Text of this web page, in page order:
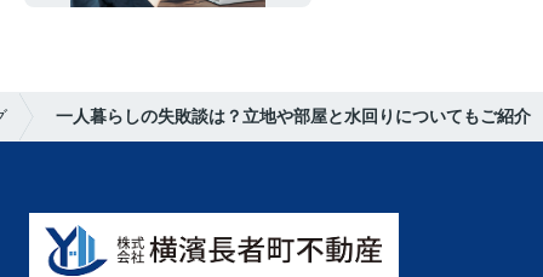
一人暮らしの失敗談は？立地や部屋と水回りについてもご紹介